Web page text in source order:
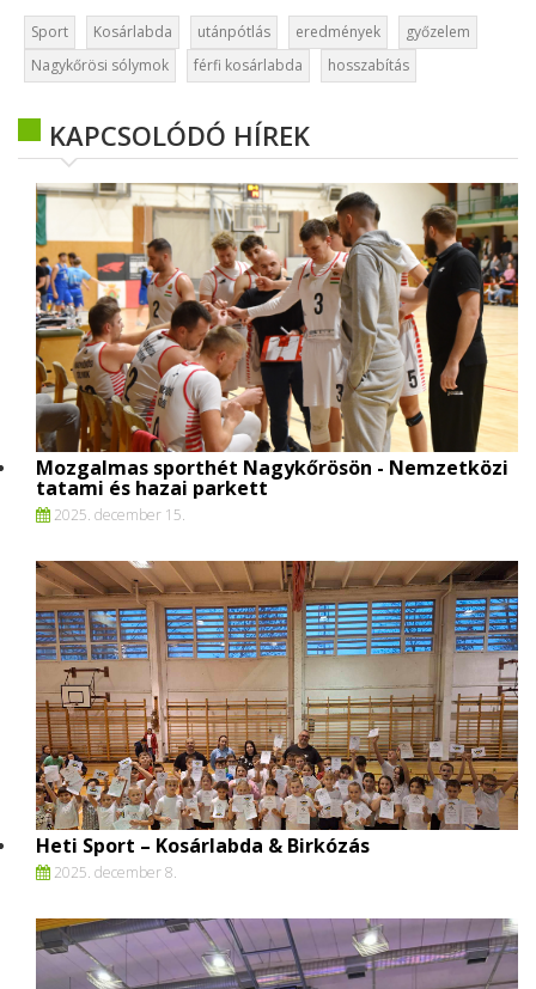
Sport Kosárlabda utánpótlás eredmények
győzelem
Nagykőrösi sólymok
férfi kosárlabda hosszabítás
KAPCSOLÓDÓ HÍREK
Mozgalmas sporthét Nagykőrösön - Nemzetközi
tatami és hazai parkett
2025. december 15.
Heti Sport – Kosárlabda & Birkózás
2025. december 8.